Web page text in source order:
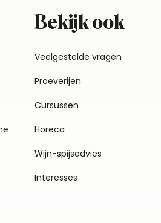
Bekijk ook
Veelgestelde vragen
Proeverijen
Cursussen
Horeca
Wijn-spijsadvies
Interesses